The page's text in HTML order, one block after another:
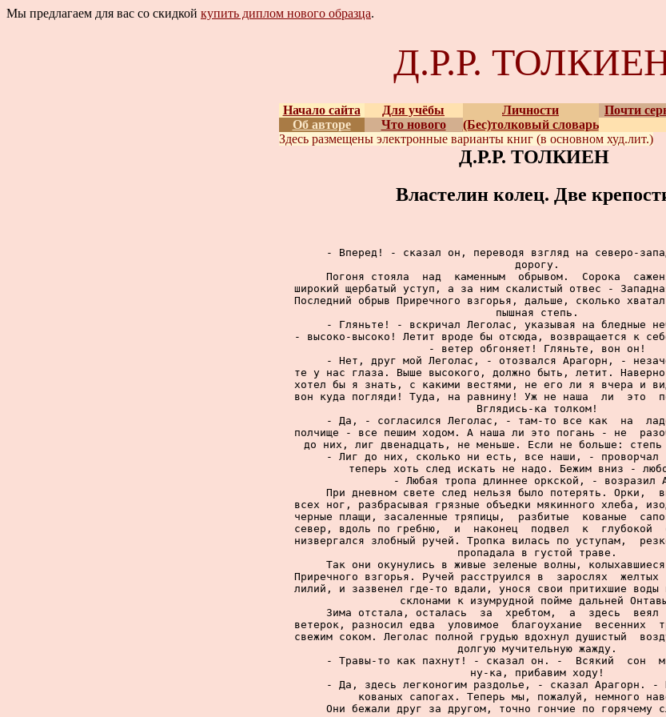
Мы предлагаем для вас со скидкой купить диплом нового образца.
Д.Р.Р.
Начало сайта Для учёбы Личности Почти
Об авторе
Что нового (Бес)толковый словарь
Здесь размещены электронные варианты книг (в основном худ.лит.)
Д.Р.Р. ТОЛКИЕН
Властелин колец. Две
- Вперед! - сказал он, переводя взгляд на северо-
дорогу.
Погоня стояла  над  каменным  обрывом.  Сорока
широкий щербатый уступ, а за ним скалистый отвес -
Последний обрыв Приречного взгорья, дальше, сколько
пышная степь.
- Гляньте! - вскричал Леголас, указывая на бледные
- высоко-высоко! Летит вроде бы отсюда, возвращается к
- ветер обгоняет! Гляньте, вон он!
- Нет, друг мой Леголас, - отозвался Арагорн, -
те у нас глаза. Выше высокого, должно быть, летит.
хотел бы я знать, с какими вестями, не его ли я вчера и
вон куда погляди! Туда, на равнину! Уж не наша  ли  это
Вглядись-ка толком!
- Да, - согласился Леголас, - там-то все как  на
полчище - все пешим ходом. А наша ли это погань - не
до них, лиг двенадцать, не меньше. Если не больше:
- Лиг до них, сколько ни есть, все наши, - проворчал
теперь хоть след искать не надо. Бежим вниз -
- Любая тропа длиннее оркской, - возразил
При дневном свете след нельзя было потерять. Орки,
всех ног, разбрасывая грязные объедки мякинного хлеба,
черные плащи, засаленные тряпицы,  разбитые  кованые
север, вдоль по гребню,  и  наконец  подвел  к  глубокой
низвергался злобный ручей. Тропка вилась по уступам,
пропадала в густой траве.
Так они окунулись в живые зеленые волны,
Приречного взгорья. Ручей расструился в  зарослях
лилий, и зазвенел где-то вдали, унося свои притихшие воды
склонами к изумрудной пойме дальней
Зима отстала, осталась  за  хребтом,  а  здесь  веял
ветерок, разносил едва  уловимое  благоухание  весенних
свежим соком. Леголас полной грудью вдохнул душистый
долгую мучительную жажду.
- Травы-то как пахнут! - сказал он. -  Всякий  сон
ну-ка, прибавим ходу!
- Да, здесь легконогим раздолье, - сказал Арагорн. -
кованых сапогах. Теперь мы, пожалуй, немного
Они бежали друг за другом, точно гончие по горячему